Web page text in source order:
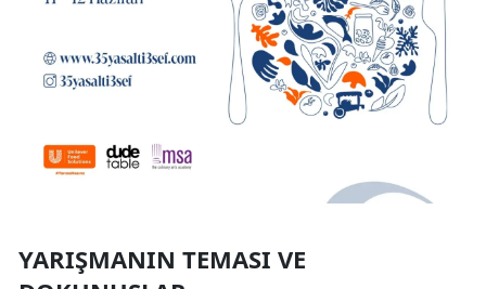
YARIŞMANIN TEMASI VE